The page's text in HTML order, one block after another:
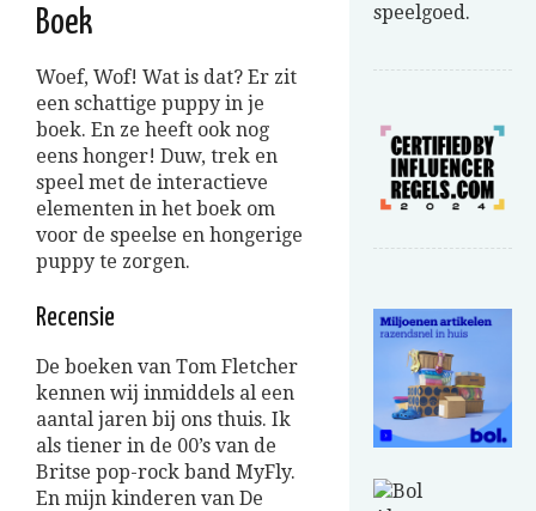
Boek
Woef, Wof! Wat is dat? Er zit
een schattige puppy in je
boek. En ze heeft ook nog
eens honger! Duw, trek en
speel met de interactieve
elementen in het boek om
voor de speelse en hongerige
puppy te zorgen.
Recensie
De boeken van Tom Fletcher
kennen wij inmiddels al een
aantal jaren bij ons thuis. Ik
als tiener in de 00’s van de
Britse pop-rock band MyFly.
En mijn kinderen van De
speelgoed.